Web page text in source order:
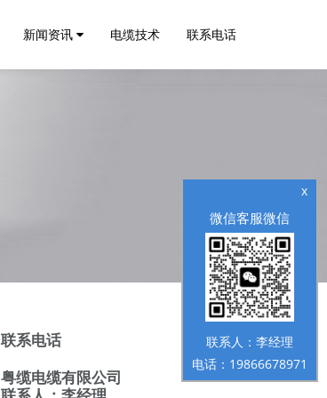
新闻资讯 电缆技术 联系电话
联系电话
粤缆电缆有限公司
x
微信客服微信
联系人：李经理
电话：19866678971